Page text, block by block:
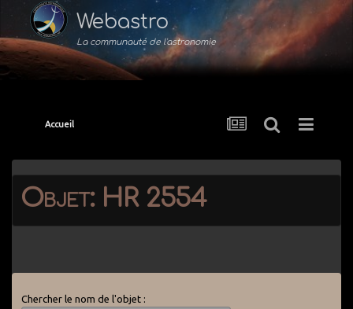
Webastro
La communauté de l'astronomie
Accueil
Objet: HR 2554
Chercher le nom de l'objet :